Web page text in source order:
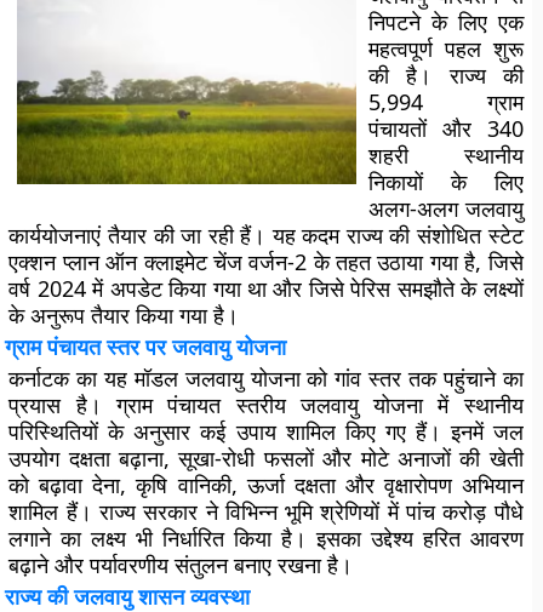
निपटने के लिए एक
महत्वपूर्ण पहल शुरू
की है। राज्य की
5,994 ग्राम
पंचायतों और 340
शहरी स्थानीय
निकायों के लिए
अलग-अलग जलवायु
कार्ययोजनाएं तैयार की जा रही हैं। यह कदम राज्य की संशोधित स्टेट
एक्शन प्लान ऑन क्लाइमेट चेंज वर्जन-2 के तहत उठाया गया है, जिसे
वर्ष 2024 में अपडेट किया गया था और जिसे पेरिस समझौते के लक्ष्यों
के अनुरूप तैयार किया गया है।
ग्राम पंचायत स्तर पर जलवायु योजना
कर्नाटक का यह मॉडल जलवायु योजना को गांव स्तर तक पहुंचाने का
प्रयास है। ग्राम पंचायत स्तरीय जलवायु योजना में स्थानीय
परिस्थितियों के अनुसार कई उपाय शामिल किए गए हैं। इनमें जल
उपयोग दक्षता बढ़ाना, सूखा-रोधी फसलों और मोटे अनाजों की खेती
को बढ़ावा देना, कृषि वानिकी, ऊर्जा दक्षता और वृक्षारोपण अभियान
शामिल हैं। राज्य सरकार ने विभिन्न भूमि श्रेणियों में पांच करोड़ पौधे
लगाने का लक्ष्य भी निर्धारित किया है। इसका उद्देश्य हरित आवरण
बढ़ाने और पर्यावरणीय संतुलन बनाए रखना है।
राज्य की जलवायु शासन व्यवस्था